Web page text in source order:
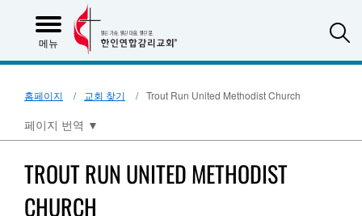
메뉴
홈페이지 교회 찾기 Trout Run United Methodist Church
페이지 번역 ▼
TROUT RUN UNITED METHODIST
CHURCH